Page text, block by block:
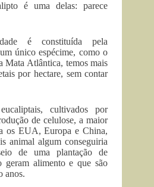
é uma delas: parece
é constituída pela
único espécime, como o
Mata Atlântica, temos mais
por hectare, sem contar
cultivados por
de celulose, a maior
os EUA, Europa e China,
animal algum conseguiria
de uma plantação de
geram alimento e que são
anos.